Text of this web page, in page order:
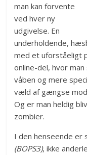
man kan forvente
ved hver ny
udgivelse. En
underholdende,
med et uforståeligt
online-del, hvor
våben og mere
væld af gængse
Og er man heldig
zombier.
I den henseende er
(BOPS3), ikke